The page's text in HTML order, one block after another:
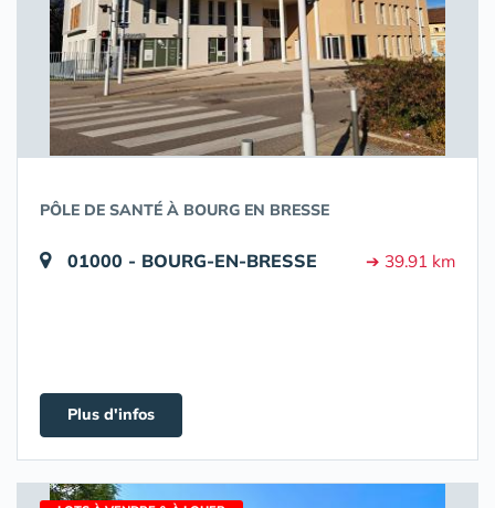
PÔLE DE SANTÉ À BOURG EN BRESSE
01000 - BOURG-EN-BRESSE ➔ 39.91 km
Plus d'infos